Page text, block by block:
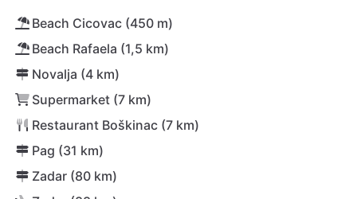
Beach Cicovac (450 m)
Beach Rafaela (1,5 km)
Novalja (4 km)
Supermarket (7 km)
Restaurant Boškinac (7 km)
Pag (31 km)
Zadar (80 km)